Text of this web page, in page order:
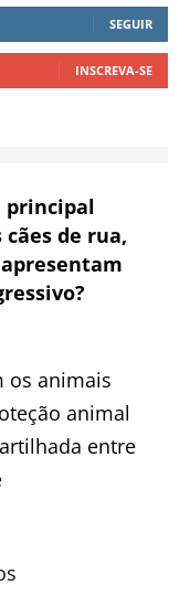
SEGUIR
INSCREVA-SE
principal
de rua,
os animais
animal
entre